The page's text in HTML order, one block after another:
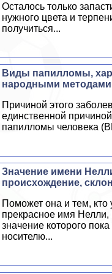
Осталось только
нужного цвета и
получиться...
Виды папилломы,
народными методами
Причиной этого
единственной
папилломы человека
Значение имени
происхождение,
Поможет она и тем, кто
прекрасное имя
значение которого
носителю...